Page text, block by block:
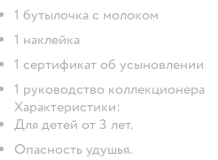
1 бутылочка с молоком
1 наклейка
1 сертификат об усыновлении
1 руководство коллекционера
Характеристики:
Для детей от 3 лет.
Опасность удушья.